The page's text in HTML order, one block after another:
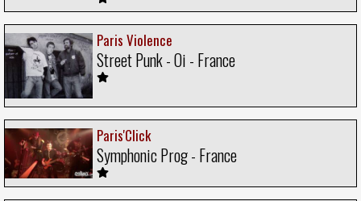
Paris Violence
Street Punk - Oi - France
Paris'Click
Symphonic Prog - France